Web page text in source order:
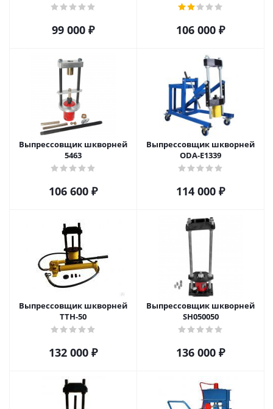
99 000 ₽ 106 000 ₽
Выпрессовщик шкворней
5463
106 600 ₽
Выпрессовщик шкворней
ODA-E1339
114 000 ₽
Выпрессовщик шкворней
ТТН-50
132 000 ₽
Выпрессовщик шкворней
SH050050
136 000 ₽